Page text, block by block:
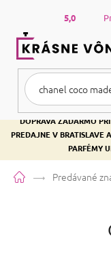
obsah
DOPRAVA ZADARMO
PREDAJNE V BRATISLAVE
PARFÉMY
5,0
DomovPredávané